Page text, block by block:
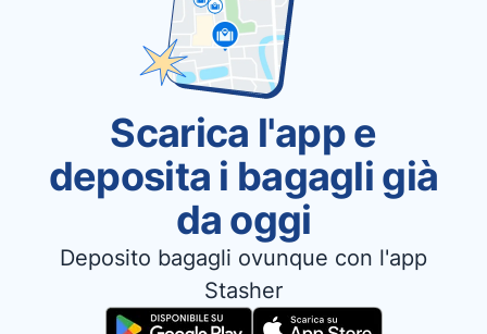
Scarica l'app e
deposita i bagagli già
da oggi
Deposito bagagli ovunque con l'app
Stasher